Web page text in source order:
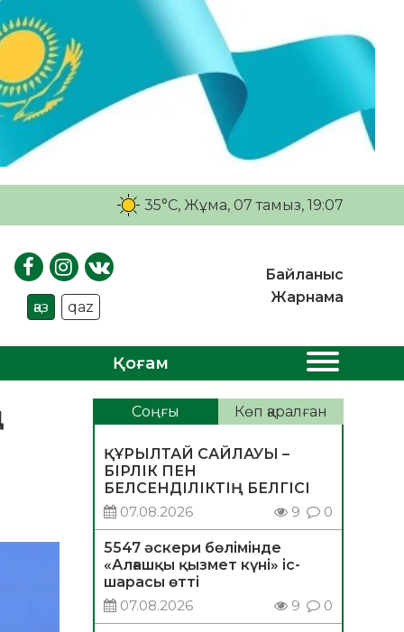
35°C, Жұма, 07 тамыз, 19:07
қаз qaz
Байланыс
Жарнама
Қоғам
Соңғы Көп қаралған
ҚҰРЫЛТАЙ САЙЛАУЫ –
БІРЛІК ПЕН
БЕЛСЕНДІЛІКТІҢ БЕЛГІСІ
07.08.2026
9 0
5547 әскери бөлімінде
«Алғашқы қызмет күні» іс-
шарасы өтті
07.08.2026
9 0